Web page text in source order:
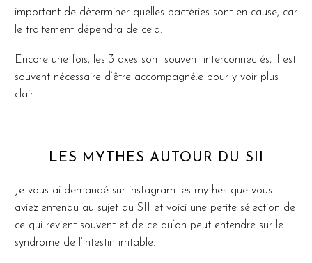
important de déterminer quelles bactéries sont en cause, car
le traitement dépendra de cela.
Encore une fois, les 3 axes sont souvent interconnectés, il est
souvent nécessaire d’être accompagné.e pour y voir plus
clair.
LES MYTHES AUTOUR DU SII
Je vous ai demandé sur instagram les mythes que vous
aviez entendu au sujet du SII et voici une petite sélection de
ce qui revient souvent et de ce qu’on peut entendre sur le
syndrome de l’intestin irritable.